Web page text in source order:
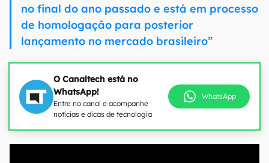
no final do ano passado e está em processo
de homologação para posterior
lançamento no mercado brasileiro”
O Canaltech está no
WhatsApp!
Entre no canal e acompanhe
notícias e dicas de tecnologia
WhatsApp